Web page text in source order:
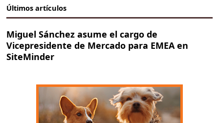
Últimos artículos
Miguel Sánchez asume el cargo de
Vicepresidente de Mercado para EMEA en
SiteMinder